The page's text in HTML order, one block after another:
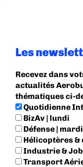
Les
Recevez dans
actualités
thématiques ci-
Quotidienne
BizAv | lundi
Défense | mardi
Hélicoptères &
Industrie &
Transport